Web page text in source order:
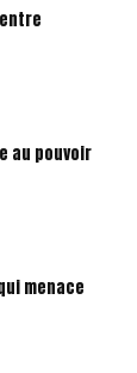
au pouvoir
menace